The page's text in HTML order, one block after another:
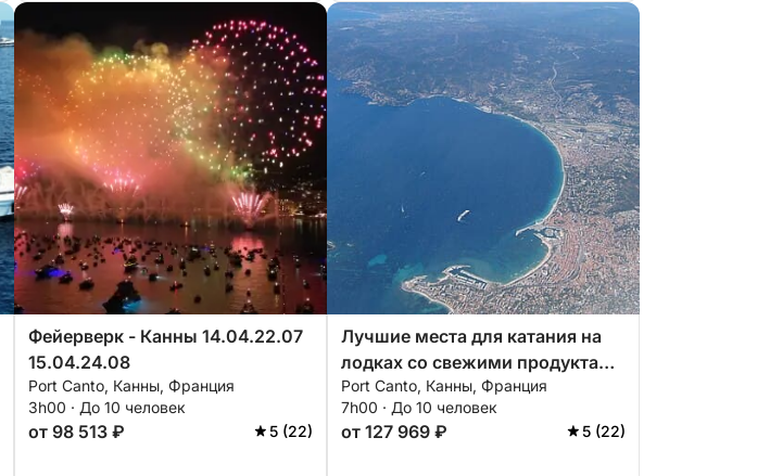
Фейерверк - Канны 14.04.22.07
15.04.24.08
Port Canto, Канны, Франция
3h00 · До 10 человек
от 98 513 ₽ 5 (22)
Лучшие места для катания на
лодках со свежими продуктами
и напитками.
Port Canto, Канны, Франция
7h00 · До 10 человек
от 127 969 ₽ 5 (22)